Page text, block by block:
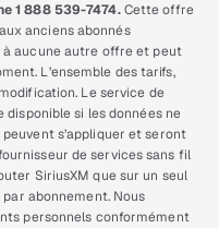
1 888 539-7474.Cette offre
anciens abonnés
à aucune autre offre et peut
L’ensemble des tarifs,
Le service de
si les données ne
s’appliquer et seront
de services sans fil
SiriusXM que sur un seul
abonnement. Nous
personnels conformément